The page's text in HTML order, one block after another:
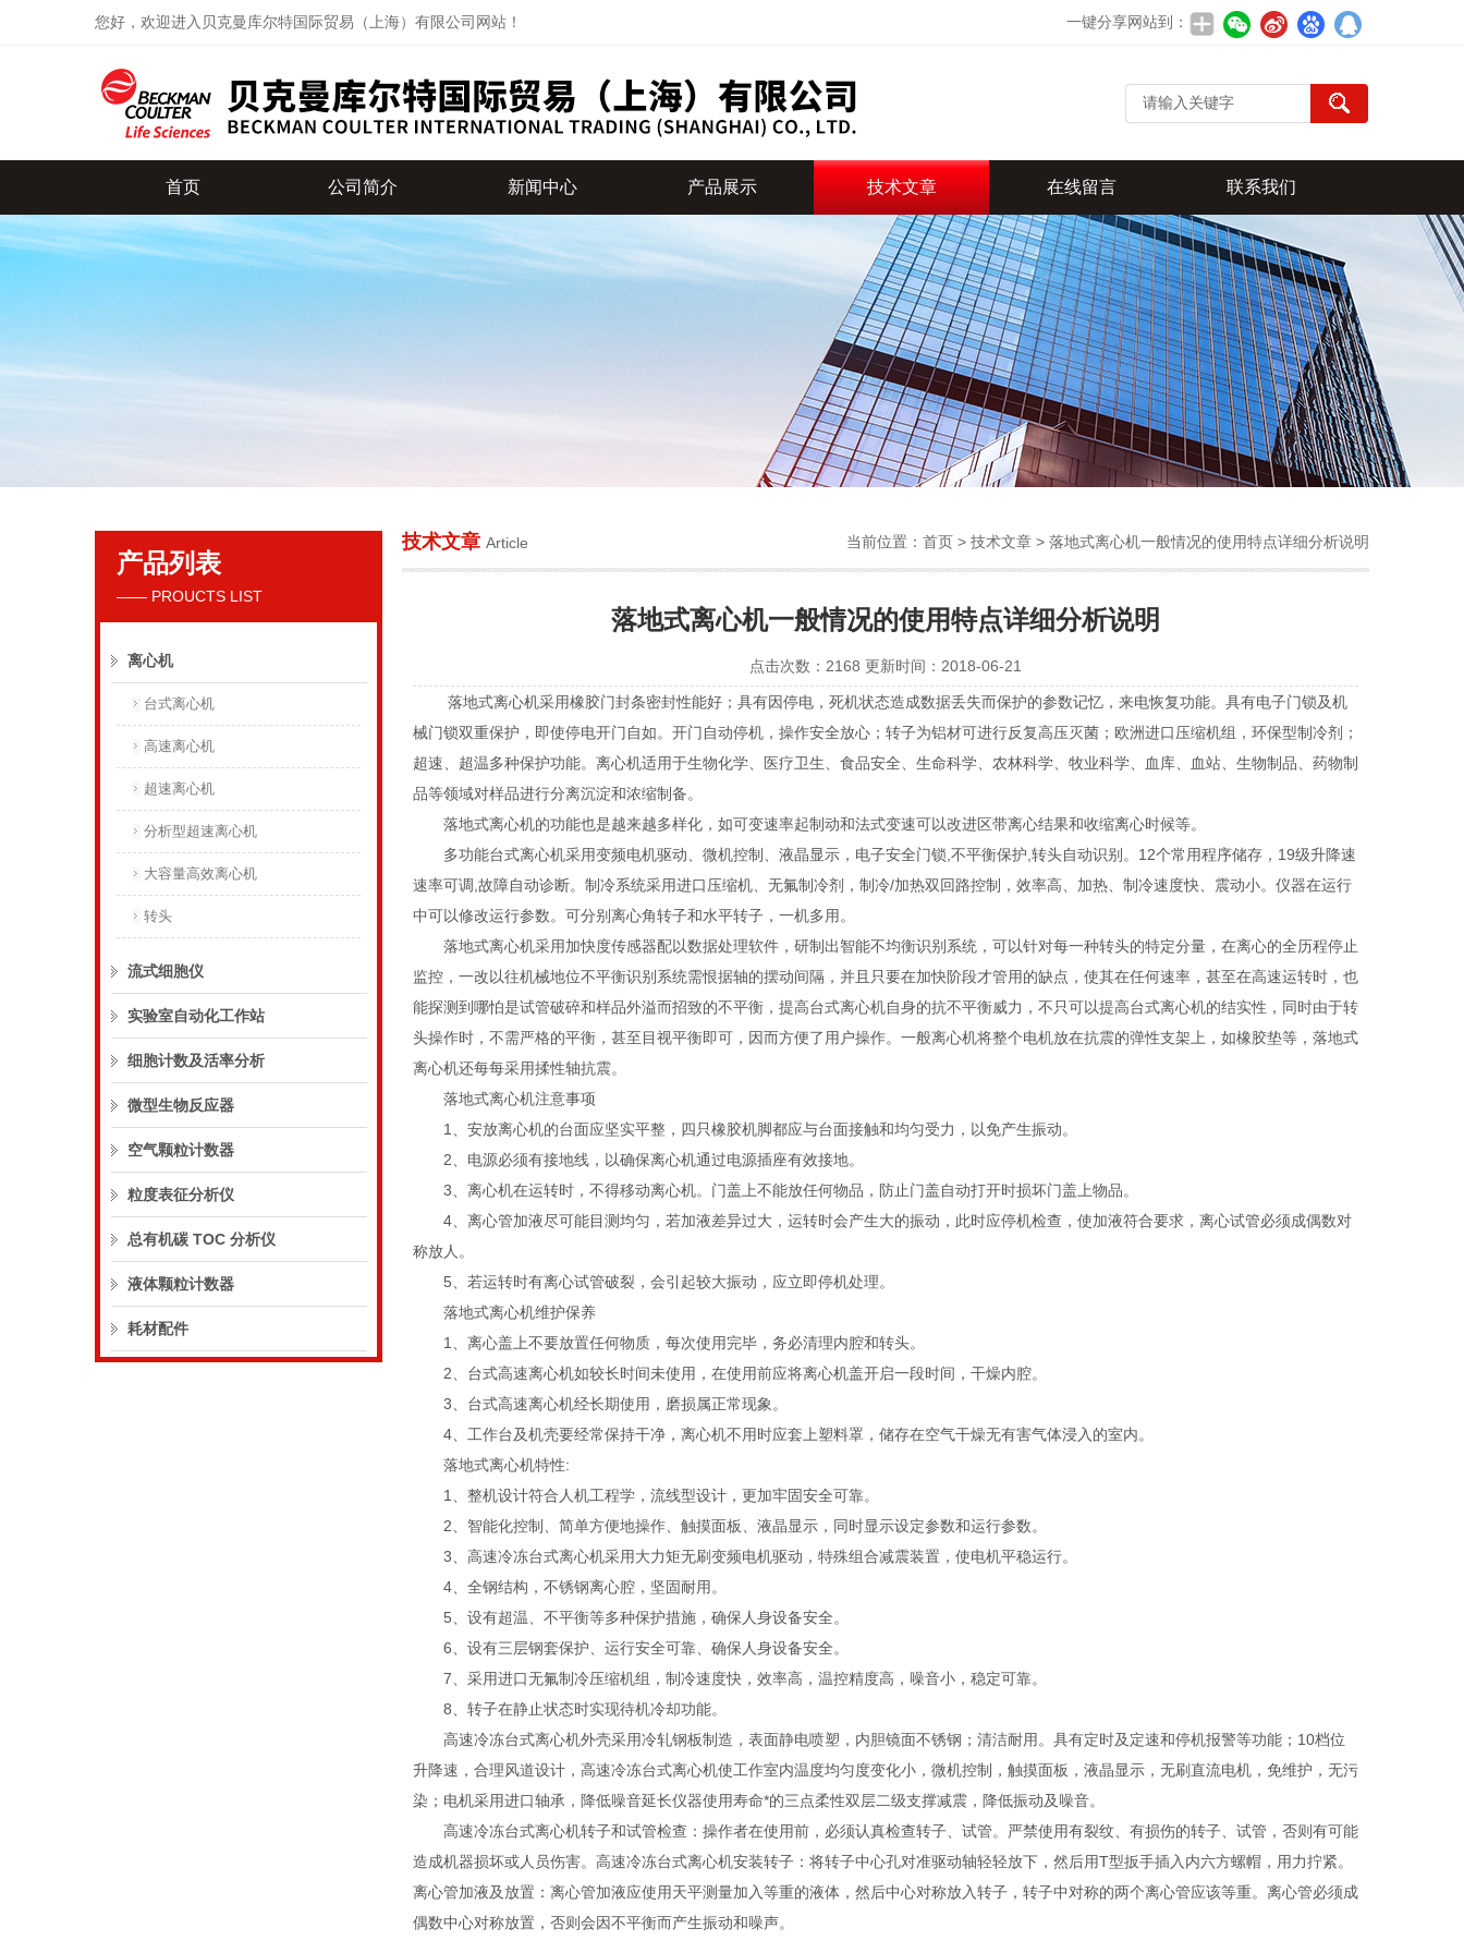
您好，欢迎进入贝克曼库尔特国际贸易（上海）有限公司网站！ 一键分享网站到：
贝克曼库尔特国际贸易（上海）有限公司
首页 公司简介 新闻中心 产品展示 技术文章 在线留言 联系我们
产品列表
—— PROUCTS LIST
离心机
台式离心机
高速离心机
超速离心机
分析型超速离心机
大容量高效离心机
转头
流式细胞仪
实验室自动化工作站
细胞计数及活率分析
微型生物反应器
空气颗粒计数器
粒度表征分析仪
总有机碳 TOC 分析仪
液体颗粒计数器
耗材配件
技术文章 Article 当前位置： 首页 > 技术文章 > 落地式离心机一般情况的使用特点详细分析说明
落地式离心机一般情况的使用特点详细分析说明
点击次数：2168 更新时间：2018-06-21
落地式离心机采用橡胶门封条密封性能好；具有因停电，死机状态造成数据丢失而保护的参数记忆，来电恢复功能。具有电子门锁及机
械门锁双重保护，即使停电开门自如。开门自动停机，操作安全放心；转子为铝材可进行反复高压灭菌；欧洲进口压缩机组，环保型制冷剂；
超速、超温多种保护功能。离心机适用于生物化学、医疗卫生、食品安全、生命科学、农林科学、牧业科学、血库、血站、生物制品、药物制
品等领域对样品进行分离沉淀和浓缩制备。
落地式离心机的功能也是越来越多样化，如可变速率起制动和法式变速可以改进区带离心结果和收缩离心时候等。
多功能台式离心机采用变频电机驱动、微机控制、液晶显示，电子安全门锁,不平衡保护,转头自动识别。12个常用程序储存，19级升降速
速率可调,故障自动诊断。制冷系统采用进口压缩机、无氟制冷剂，制冷/加热双回路控制，效率高、加热、制冷速度快、震动小。仪器在运行
中可以修改运行参数。可分别离心角转子和水平转子，一机多用。
落地式离心机采用加快度传感器配以数据处理软件，研制出智能不均衡识别系统，可以针对每一种转头的特定分量，在离心的全历程停止
监控，一改以往机械地位不平衡识别系统需恨据轴的摆动间隔，并且只要在加快阶段才管用的缺点，使其在任何速率，甚至在高速运转时，也
能探测到哪怕是试管破碎和样品外溢而招致的不平衡，提高台式离心机自身的抗不平衡威力，不只可以提高台式离心机的结实性，同时由于转
头操作时，不需严格的平衡，甚至目视平衡即可，因而方便了用户操作。一般离心机将整个电机放在抗震的弹性支架上，如橡胶垫等，落地式
离心机还每每采用揉性轴抗震。
落地式离心机注意事项
1、安放离心机的台面应坚实平整，四只橡胶机脚都应与台面接触和均匀受力，以免产生振动。
2、电源必须有接地线，以确保离心机通过电源插座有效接地。
3、离心机在运转时，不得移动离心机。门盖上不能放任何物品，防止门盖自动打开时损坏门盖上物品。
4、离心管加液尽可能目测均匀，若加液差异过大，运转时会产生大的振动，此时应停机检查，使加液符合要求，离心试管必须成偶数对
称放人。
5、若运转时有离心试管破裂，会引起较大振动，应立即停机处理。
落地式离心机维护保养
1、离心盖上不要放置任何物质，每次使用完毕，务必清理内腔和转头。
2、台式高速离心机如较长时间未使用，在使用前应将离心机盖开启一段时间，干燥内腔。
3、台式高速离心机经长期使用，磨损属正常现象。
4、工作台及机壳要经常保持干净，离心机不用时应套上塑料罩，储存在空气干燥无有害气体浸入的室内。
落地式离心机特性:
1、整机设计符合人机工程学，流线型设计，更加牢固安全可靠。
2、智能化控制、简单方便地操作、触摸面板、液晶显示，同时显示设定参数和运行参数。
3、高速冷冻台式离心机采用大力矩无刷变频电机驱动，特殊组合减震装置，使电机平稳运行。
4、全钢结构，不锈钢离心腔，坚固耐用。
5、设有超温、不平衡等多种保护措施，确保人身设备安全。
6、设有三层钢套保护、运行安全可靠、确保人身设备安全。
7、采用进口无氟制冷压缩机组，制冷速度快，效率高，温控精度高，噪音小，稳定可靠。
8、转子在静止状态时实现待机冷却功能。
高速冷冻台式离心机外壳采用冷轧钢板制造，表面静电喷塑，内胆镜面不锈钢；清洁耐用。具有定时及定速和停机报警等功能；10档位
升降速，合理风道设计，高速冷冻台式离心机使工作室内温度均匀度变化小，微机控制，触摸面板，液晶显示，无刷直流电机，免维护，无污
染；电机采用进口轴承，降低噪音延长仪器使用寿命*的三点柔性双层二级支撑减震，降低振动及噪音。
高速冷冻台式离心机转子和试管检查：操作者在使用前，必须认真检查转子、试管。严禁使用有裂纹、有损伤的转子、试管，否则有可能
造成机器损坏或人员伤害。高速冷冻台式离心机安装转子：将转子中心孔对准驱动轴轻轻放下，然后用T型扳手插入内六方螺帽，用力拧紧。
离心管加液及放置：离心管加液应使用天平测量加入等重的液体，然后中心对称放入转子，转子中对称的两个离心管应该等重。离心管必须成
偶数中心对称放置，否则会因不平衡而产生振动和噪声。